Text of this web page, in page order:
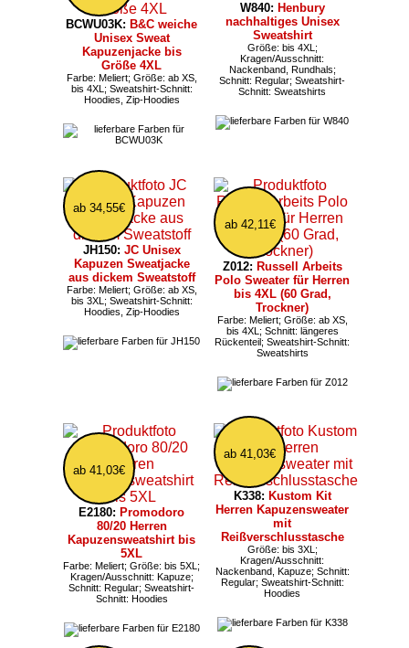
BCWU03K: B&C weiche
Unisex Sweat
Kapuzenjacke bis
Größe 4XL
Farbe: Meliert; Größe: ab XS,
bis 4XL; Sweatshirt-Schnitt:
Hoodies, Zip-Hoodies
W840: Henbury
nachhaltiges Unisex
Sweatshirt
Größe: bis 4XL;
Kragen/Ausschnitt:
Nackenband, Rundhals;
Schnitt: Regular; Sweatshirt-
Schnitt: Sweatshirts
ab 34,55€
JH150: JC Unisex
Kapuzen Sweatjacke
aus dickem Sweatstoff
Farbe: Meliert; Größe: ab XS,
bis 3XL; Sweatshirt-Schnitt:
Hoodies, Zip-Hoodies
ab 42,11€
Z012: Russell Arbeits
Polo Sweater für Herren
bis 4XL (60 Grad,
Trockner)
Farbe: Meliert; Größe: ab XS,
bis 4XL; Schnitt: längeres
Rückenteil; Sweatshirt-Schnitt:
Sweatshirts
ab 41,03€
E2180: Promodoro
80/20 Herren
Kapuzensweatshirt bis
5XL
Farbe: Meliert; Größe: bis 5XL;
Kragen/Ausschnitt: Kapuze;
Schnitt: Regular; Sweatshirt-
Schnitt: Hoodies
ab 41,03€
K338: Kustom Kit
Herren Kapuzensweater
mit
Reißverschlusstasche
Größe: bis 3XL;
Kragen/Ausschnitt:
Nackenband, Kapuze; Schnitt:
Regular; Sweatshirt-Schnitt:
Hoodies